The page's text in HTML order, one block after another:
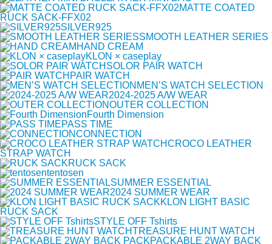
MATTE COATED
RUCK SACK-FFX02
SILVER925
SMOOTH LEATHER SERIES
HAND CREAM
KLON × caseplay
SOLOR PAIR WATCH
PAIR WATCH
MEN’S WATCH SELECTION
2024-2025 A/W WEAR
OUTER COLLECTION
Fourth Dimension
PASS TIME
CONNECTION
CROCO LEATHER
STRAP WATCH
RUCK SACK
tentosen
SUMMER ESSENTIAL
2024 SUMMER WEAR
KLON LIGHT BASIC
RUCK SACK
STYLE OFF Tshirts
TREASURE HUNT WATCH
PACKABLE 2WAY BACK